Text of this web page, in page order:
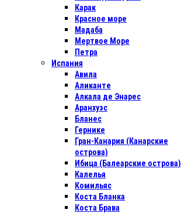
Карак
Красное море
Мадаба
Мертвое Море
Петра
Испания
Авила
Аликанте
Алкала де Энарес
Аранхуэс
Бланес
Гернике
Гран-Канария (Канарские
острова)
Ибица (Балеарские острова)
Калелья
Комильяс
Коста Бланка
Коста Брава